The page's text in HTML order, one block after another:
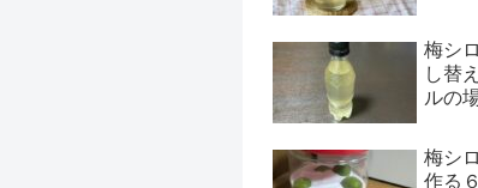
梅シ
し替
ルの
梅シ
作る